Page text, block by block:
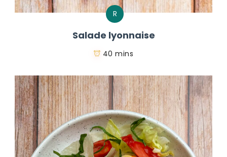
R
Salade lyonnaise
40 mins